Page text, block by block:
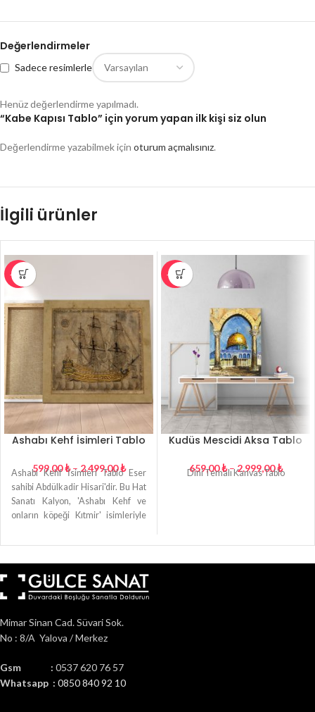
Değerlendirmeler
Sadece resimlerle
Henüz değerlendirme yapılmadı.
“Kabe Kapısı Tablo” için yorum yapan ilk kişi siz olun
Değerlendirme yazabilmek için oturum açmalısınız.
İlgili ürünler
-26%
Ashabı Kehf İsimleri Tablo
599,00₺ – 2.499,00₺
Ashabı Kehf İsimleri Tablo Eser
sahibi Abdülkadir Hisari'dir. Bu Hat
Sanatı Kalyon, 'Ashabı Kehf ve
onların köpeği Kıtmir' isimleriyle
-27%
Kudüs Mescidi Aksa Tablo
659,00₺–2.999,00₺
Dini Temalı Kanvas Tablo
Mimar Sinan Cad. Süvari Sok.
No : 8/A Yalova / Merkez
Gsm : 0537 620 76 57
Whatsapp : 0850 840 92 10